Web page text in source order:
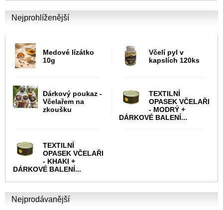
Nejprohlíženější
Medové lízátko
10g
Včelí pyl v
kapslích 120ks
Dárkový poukaz -
Včelařem na
zkoušku
TEXTILNÍ
OPASEK VČELAŘI
- MODRÝ +
DÁRKOVÉ BALENÍ...
TEXTILNÍ
OPASEK VČELAŘI
- KHAKI +
DÁRKOVÉ BALENÍ...
Nejprodávanější